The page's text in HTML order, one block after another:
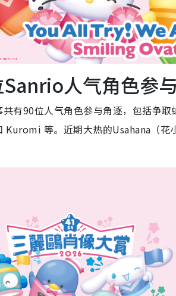
人气角色参
共有90位人气角色参与角逐，包括
Kuromi 等。近期大热的Usahana（